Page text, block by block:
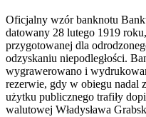
Oficjalny wzór banknotu
datowany 28 lutego 1919
przygotowanej dla
odzyskaniu niepodległości.
wygrawerowano i
rezerwie, gdy w obiegu nadal
użytku publicznego trafiły
walutowej Władysława